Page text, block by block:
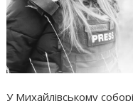
У Михайлівському